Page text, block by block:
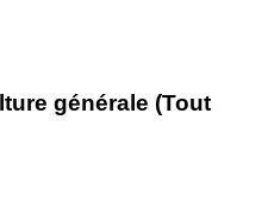
générale (Tout